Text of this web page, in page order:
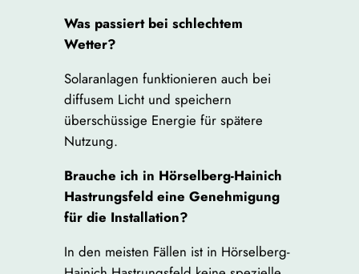
Was passiert bei schlechtem
Wetter?
Solaranlagen funktionieren auch bei
diffusem Licht und speichern
überschüssige Energie für spätere
Nutzung.
Brauche ich in Hörselberg-Hainich
Hastrungsfeld eine Genehmigung
für die Installation?
In den meisten Fällen ist in Hörselberg-